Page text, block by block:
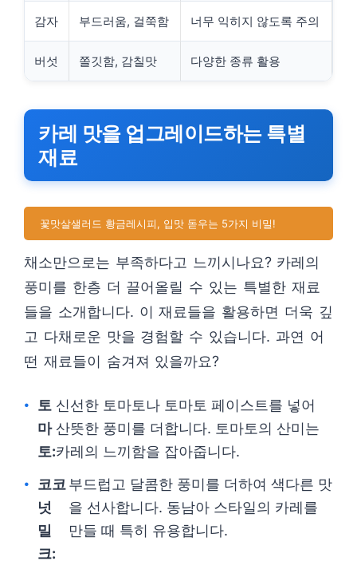
감자 부드러움, 걸쭉함 너무 익히지 않도록 주의
버섯 쫄깃함, 감칠맛 다양한 종류 활용
카레 맛을 업그레이드하는 특별
재료
꽃맛살샐러드 황금레시피, 입맛 돋우는 5가지 비밀!
채소만으로는 부족하다고 느끼시나요? 카레의
풍미를 한층 더 끌어올릴 수 있는 특별한 재료
들을 소개합니다. 이 재료들을 활용하면 더욱 깊
고 다채로운 맛을 경험할 수 있습니다. 과연 어
떤 재료들이 숨겨져 있을까요?
토
마
토:
신선한 토마토나 토마토 페이스트를 넣어
산뜻한 풍미를 더합니다. 토마토의 산미는
카레의 느끼함을 잡아줍니다.
코코
넛
밀
크:
부드럽고 달콤한 풍미를 더하여 색다른 맛
을 선사합니다. 동남아 스타일의 카레를
만들 때 특히 유용합니다.